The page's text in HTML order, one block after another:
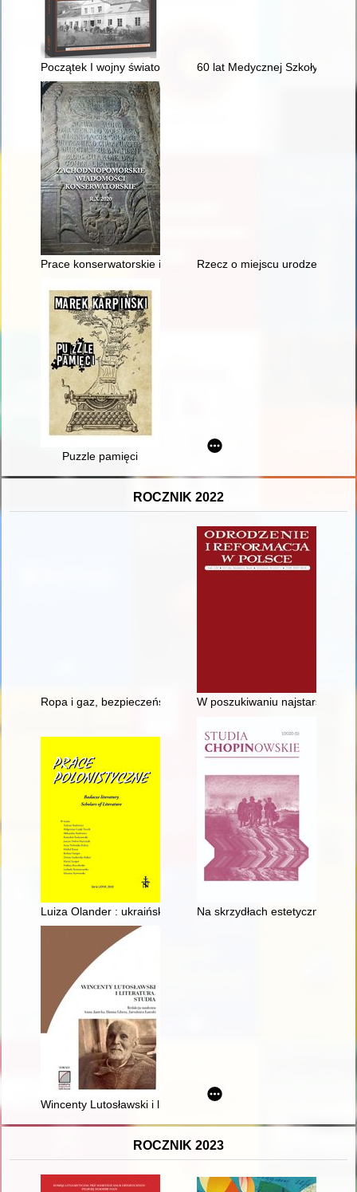
Początek I wojny światowej na Lubelszczyźnie w relacji
60 lat Medycznej Szkoły
Prace konserwatorskie i restauratorskie przy wystroju
Rzecz o miejscu urodzenia
Puzzle pamięci
ROCZNIK 2022
Ropa i gaz, bezpieczeństwo, przemysł, transport i las : w
W poszukiwaniu najstarszego
Luiza Olander : ukraińska badaczka twórczości polskich
Na skrzydłach estetycznego
Wincenty Lutosławski i literatura : studia
ROCZNIK 2023